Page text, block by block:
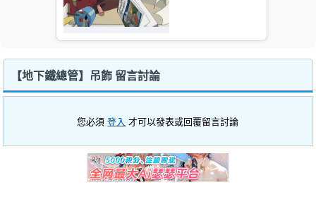
【地下鐵總管】吊飾 留言討論
您必須登入 才可以發表或回覆留言討論